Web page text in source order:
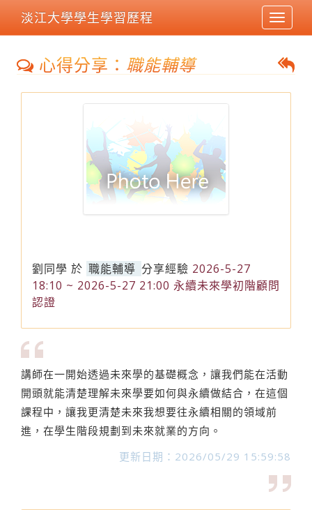
Toggle
淡江大學學生學習歷程
心得分享： 職能輔導
劉同學 於 職能輔導 分享經驗 2026-5-27
18:10 ~ 2026-5-27 21:00 永續未來學初階顧問
認證
講師在一開始透過未來學的基礎概念，讓我們能在活動
開頭就能清楚理解未來學要如何與永續做結合，在這個
課程中，讓我更清楚未來我想要往永續相關的領域前
進，在學生階段規劃到未來就業的方向。
更新日期：2026/05/29 15:59:58